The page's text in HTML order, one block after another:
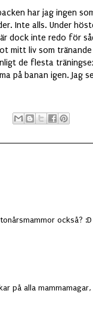
har jag ingen
Inte alls. Under
är dock inte redo för
mitt liv som
de flesta
på banan igen. Jag
också? :D
på alla